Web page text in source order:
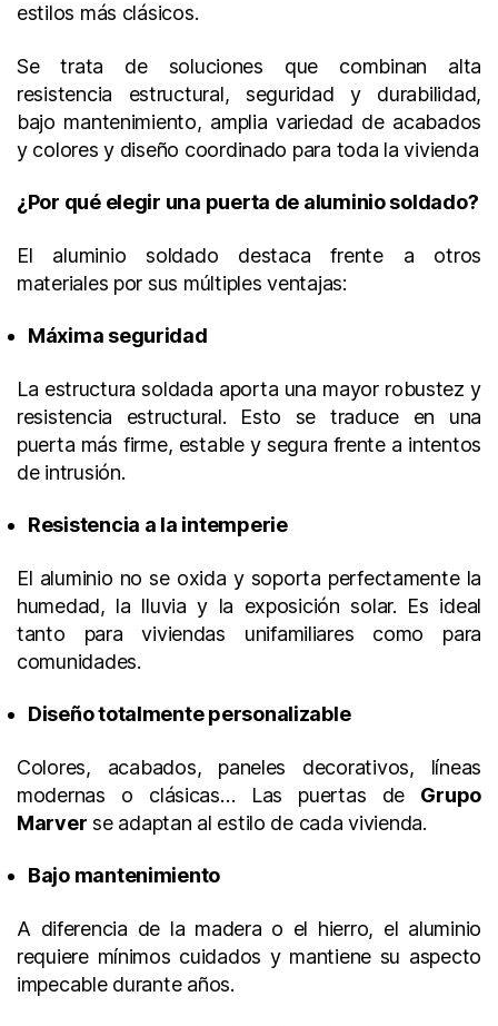
estilos más clásicos.
Se trata de soluciones que combinan alta
resistencia estructural, seguridad y durabilidad,
bajo mantenimiento, amplia variedad de acabados
y colores y diseño coordinado para toda la vivienda
¿Por qué elegir una puerta de aluminio soldado?
El aluminio soldado destaca frente a otros
materiales por sus múltiples ventajas:
Máxima seguridad
La estructura soldada aporta una mayor robustez y
resistencia estructural. Esto se traduce en una
puerta más firme, estable y segura frente a intentos
de intrusión.
Resistencia a la intemperie
El aluminio no se oxida y soporta perfectamente la
humedad, la lluvia y la exposición solar. Es ideal
tanto para viviendas unifamiliares como para
comunidades.
Diseño totalmente personalizable
Colores, acabados, paneles decorativos, líneas
modernas o clásicas… Las puertas de Grupo
Marver se adaptan al estilo de cada vivienda.
Bajo mantenimiento
A diferencia de la madera o el hierro, el aluminio
requiere mínimos cuidados y mantiene su aspecto
impecable durante años.